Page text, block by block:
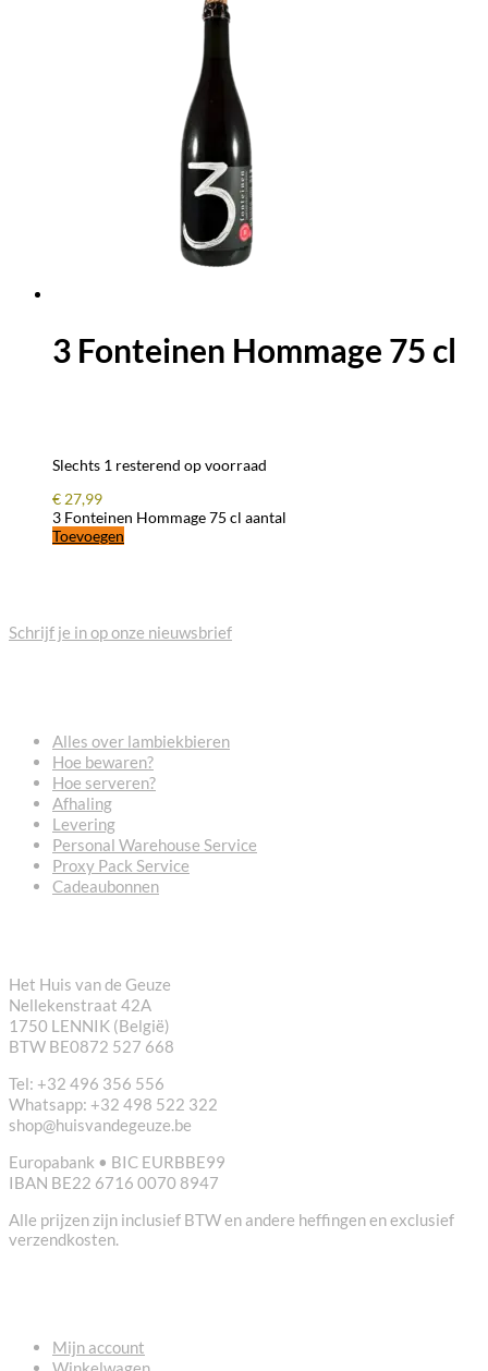
3 Fonteinen Hommage 75 cl
Slechts 1 resterend op voorraad
€ 27,99
3 Fonteinen Hommage 75 cl aantal
Toevoegen
Schrijf je in op onze nieuwsbrief
Alles over lambiekbieren
Hoe bewaren?
Hoe serveren?
Afhaling
Levering
Personal Warehouse Service
Proxy Pack Service
Cadeaubonnen
Het Huis van de Geuze
Nellekenstraat 42A
1750 LENNIK (België)
BTW BE0872 527 668
Tel: +32 496 356 556
Whatsapp: +32 498 522 322
shop@huisvandegeuze.be
Europabank • BIC EURBBE99
IBAN BE22 6716 0070 8947
Alle prijzen zijn inclusief BTW en andere heffingen en exclusief
verzendkosten.
Mijn account